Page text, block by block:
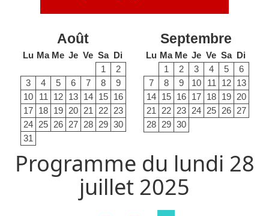
Août
Lu Ma Me Je Ve Sa Di
1
2
3
4 5 6 7 8
9
10
11 12 13 14 15 16
17 18 19 20 21 22 23
24 25 26 27 28 29 30
31
Septembre
Lu Ma Me Je Ve Sa Di
1
2 3 4 5
6
7
8 9 10 11 12 13
14 15 16 17 18 19 20
21
22 23 24 25 26 27
28 29 30
Programme du lundi 28
juillet 2025